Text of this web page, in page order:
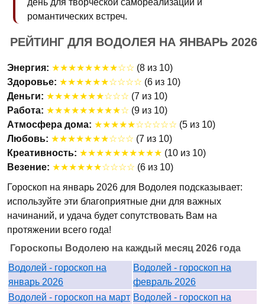
день для творческой самореализации и
романтических встреч.
РЕЙТИНГ ДЛЯ ВОДОЛЕЯ НА ЯНВАРЬ 2026
Энергия: ★★★★★★★★☆☆ (8 из 10)
Здоровье: ★★★★★★☆☆☆☆ (6 из 10)
Деньги: ★★★★★★★☆☆☆ (7 из 10)
Работа: ★★★★★★★★★☆ (9 из 10)
Атмосфера дома: ★★★★★☆☆☆☆☆ (5 из 10)
Любовь: ★★★★★★★☆☆☆ (7 из 10)
Креативность: ★★★★★★★★★★ (10 из 10)
Везение: ★★★★★★☆☆☆☆ (6 из 10)
Гороскоп на январь 2026 для Водолея подсказывает:
используйте эти благоприятные дни для важных
начинаний, и удача будет сопутствовать Вам на
протяжении всего года!
Гороскопы Водолею на каждый месяц 2026 года
Водолей - гороскоп на
январь 2026
Водолей - гороскоп на
февраль 2026
Водолей - гороскоп на март Водолей - гороскоп на